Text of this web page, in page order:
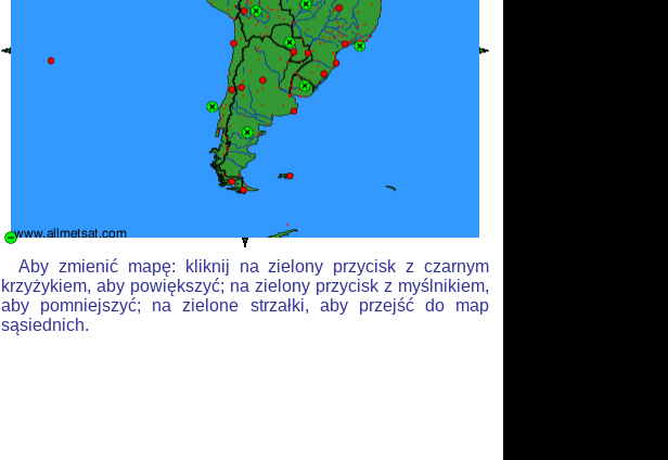
Aby zmienić mapę: kliknij na zielony przycisk z czarnym
krzyżykiem, aby powiększyć; na zielony przycisk z myślnikiem,
aby pomniejszyć; na zielone strzałki, aby przejść do map
sąsiednich.